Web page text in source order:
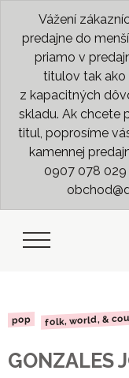
Vážení
predajne do
priamo v
titulov tak ako
z kapacitných
skladu. Ak chcete
titul, poprosíme
kamennej
0907 078
pop folk, world, &
GONZALES